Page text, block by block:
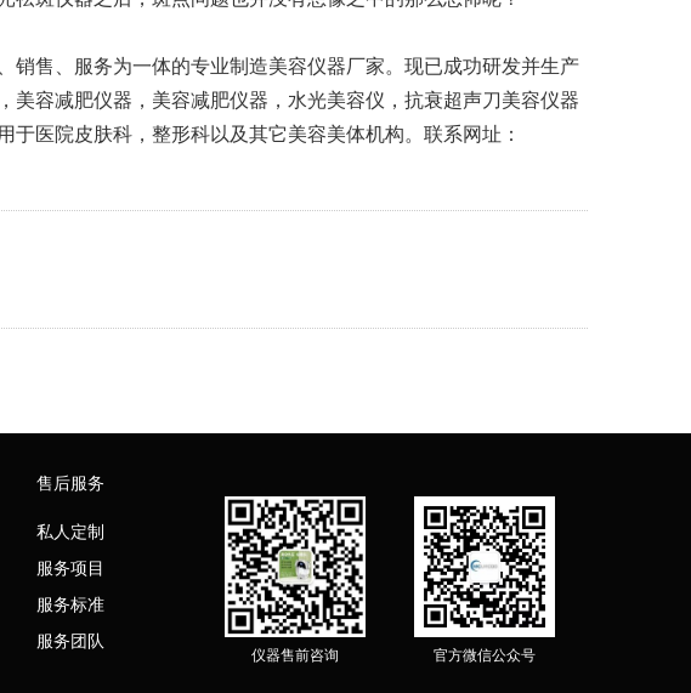
售、服务为一体的专业制造美容仪器厂家。现已成功研发并生产
美容减肥仪器，美容减肥仪器，水光美容仪，抗衰超声刀美容仪器
医院皮肤科，整形科以及其它美容美体机构。联系网址：
售后服务
私人定制
服务项目
服务标准
服务团队
官方微信公众号
仪器售前咨询